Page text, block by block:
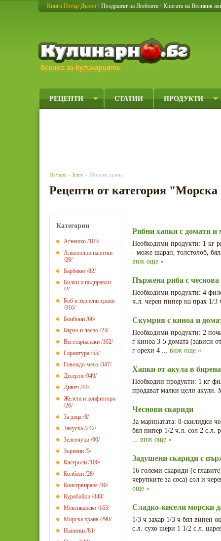
Книги Петър Дънов Поздравът на Любовта Книгата на Великия
РЕЦЕПТИ СТАТИИ ПРОДУКТИ
Начало » Блог » Морска храна
Рецепти от категория
Категории
Агнешко /103/
Алкохолни напитки
/28/
Барбекю /82/
Билки и подправки
/2/
Боб и зърнени храни
/316/
Бонбони /66/
Бързо и лесно /24/
Вегетариански /162/
Гарнитура /55/
Говеждо месо /347/
Десерти /949/
Дивеч /44/
Желета и конфитюри
/26/
За деца /8/
Закуска /242/
Зеленчуци /90/
Зърнени /5/
Касероли /100/
Колбаси /28/
Консервиране /40/
Курабийки /348/
Мексиканско /163/
Морска храна /290/
Напитки /81/
Рибни хапки с домати и
Необходими продукти: 1 кг
- може шаран, толстолоб,
виж още »
Пържена риба с чеснова
Необходими продукти: 4
ч.л. черен пипер на прах 1/
Скумрия с киноа и
Необходими продукти: 2
г киноа 3-5 домата (зависи
г орехи 4 ... виж още »
Хапки от акула в
Необходии продукти: 1 кг
продават малки цели акули.
Чеснови скариди
За маринатата: 8 скилидки
бял пипер 1/2 ч.л. сол 2 с.л.
... виж още »
Задушени скариди с
16 големи скариди (с
черупките за соса) сол и
още »
Сладко-кисели морски
1/3 ч захар 1/3 ч бял винен
с.л. сухо шери 1 1/2 с.л.